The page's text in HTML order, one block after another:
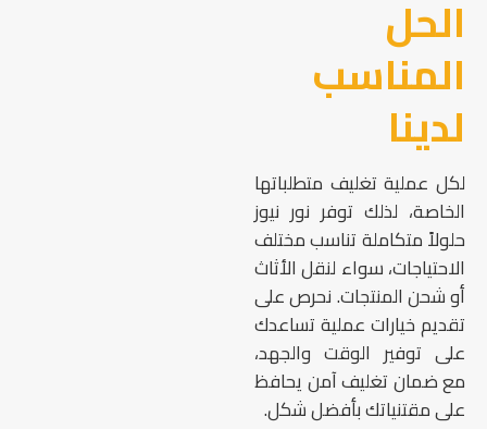
الحل
المناسب
لدينا
لكل عملية تغليف متطلباتها
الخاصة، لذلك توفر نور نيوز
حلولاً متكاملة تناسب مختلف
الاحتياجات، سواء لنقل الأثاث
أو شحن المنتجات. نحرص على
تقديم خيارات عملية تساعدك
على توفير الوقت والجهد،
مع ضمان تغليف آمن يحافظ
على مقتنياتك بأفضل شكل.